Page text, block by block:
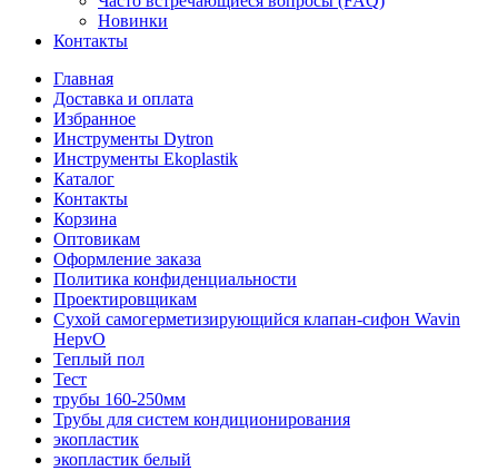
Новинки
Контакты
Главная
Доставка и оплата
Избранное
Инструменты Dytron
Инструменты Ekoplastik
Каталог
Контакты
Корзина
Оптовикам
Оформление заказа
Политика конфиденциальности
Проектировщикам
Сухой самогерметизирующийся клапан-сифон Wavin
HepvO
Теплый пол
Тест
трубы 160-250мм
Трубы для систем кондиционирования
экопластик
экопластик белый